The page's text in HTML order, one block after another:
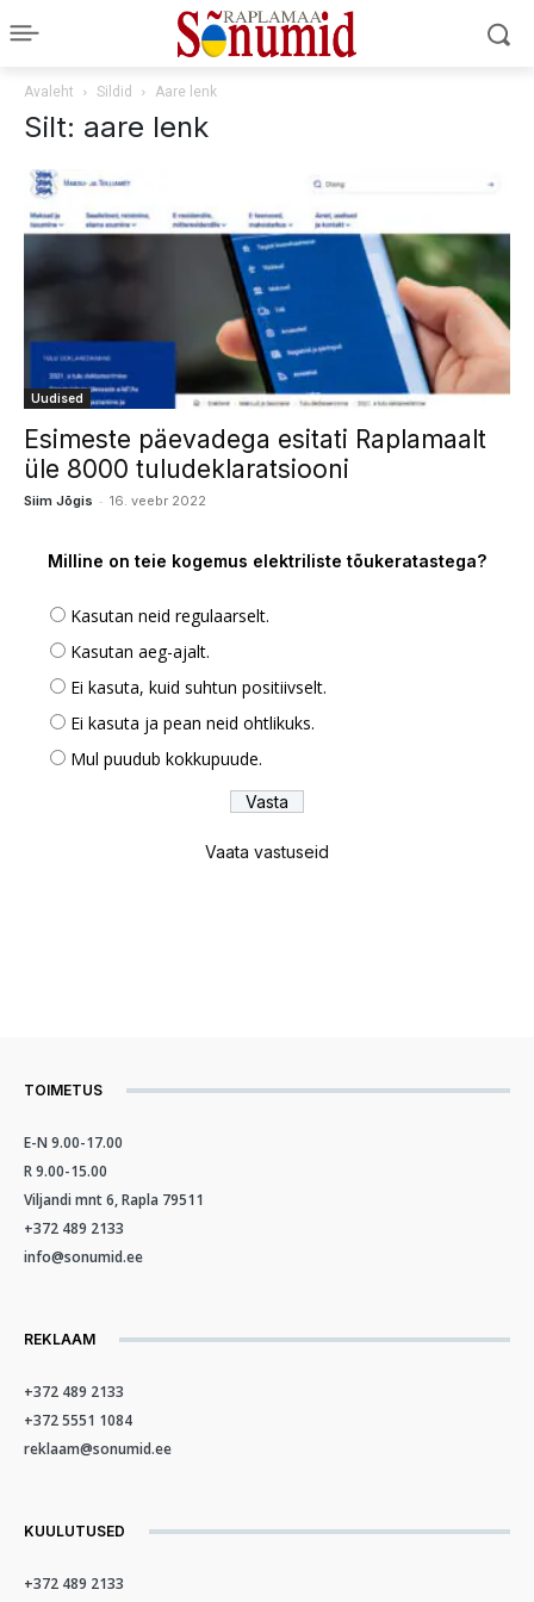
Avaleht Sildid Aare lenk
Silt: aare lenk
Uudised
Esimeste päevadega esitati Raplamaalt
üle 8000 tuludeklaratsiooni
Siim Jõgis - 16. veebr 2022
Milline on teie kogemus elektriliste tõukeratastega?
Kasutan neid regulaarselt.
Kasutan aeg-ajalt.
Ei kasuta, kuid suhtun positiivselt.
Ei kasuta ja pean neid ohtlikuks.
Mul puudub kokkupuude.
Vaata vastuseid
TOIMETUS
E-N 9.00-17.00
R 9.00-15.00
Viljandi mnt 6, Rapla 79511
+372 489 2133
info@sonumid.ee
REKLAAM
+372 489 2133
+372 5551 1084
reklaam@sonumid.ee
KUULUTUSED
+372 489 2133